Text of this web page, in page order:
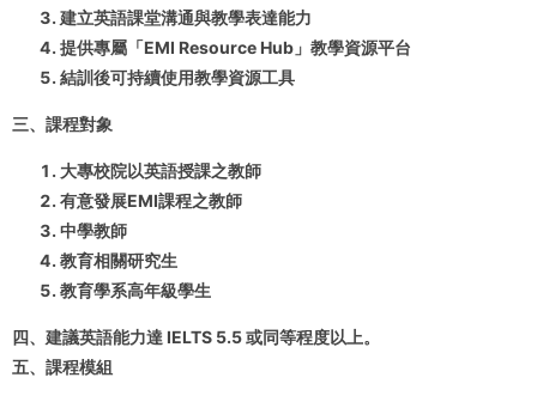
建立英語課堂溝通與教學表達能力
提供專屬「EMI Resource Hub」教學資源平台
結訓後可持續使用教學資源工具
三、課程對象
大專校院以英語授課之教師
有意發展EMI課程之教師
中學教師
教育相關研究生
教育學系高年級學生
四、建議英語能力達 IELTS 5.5 或同等程度以上。
五、課程模組